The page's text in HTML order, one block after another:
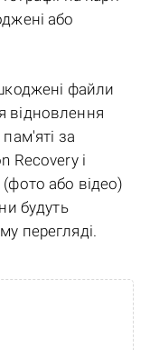
або
файли
відновлення
за
Recovery і
або відео)
будуть
перегляді.